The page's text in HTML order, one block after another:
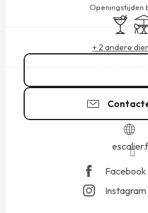
Openingstijden
Bar /
+ 2 andere